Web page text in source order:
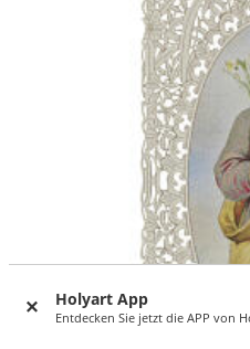
Holyart App
Entdecken Sie jetzt die APP von